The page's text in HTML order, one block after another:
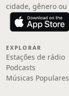
cidade, gênero
EXPLORAR
Estações de rádio
Podcasts
Músicas Populares